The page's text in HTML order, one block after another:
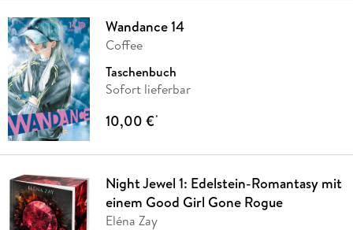
Wandance 14
Coffee
Taschenbuch
Sofort lieferbar
10,00 €*
Night Jewel 1: Edelstein-Romantasy mit
einem Good Girl Gone Rogue
Eléna Zay